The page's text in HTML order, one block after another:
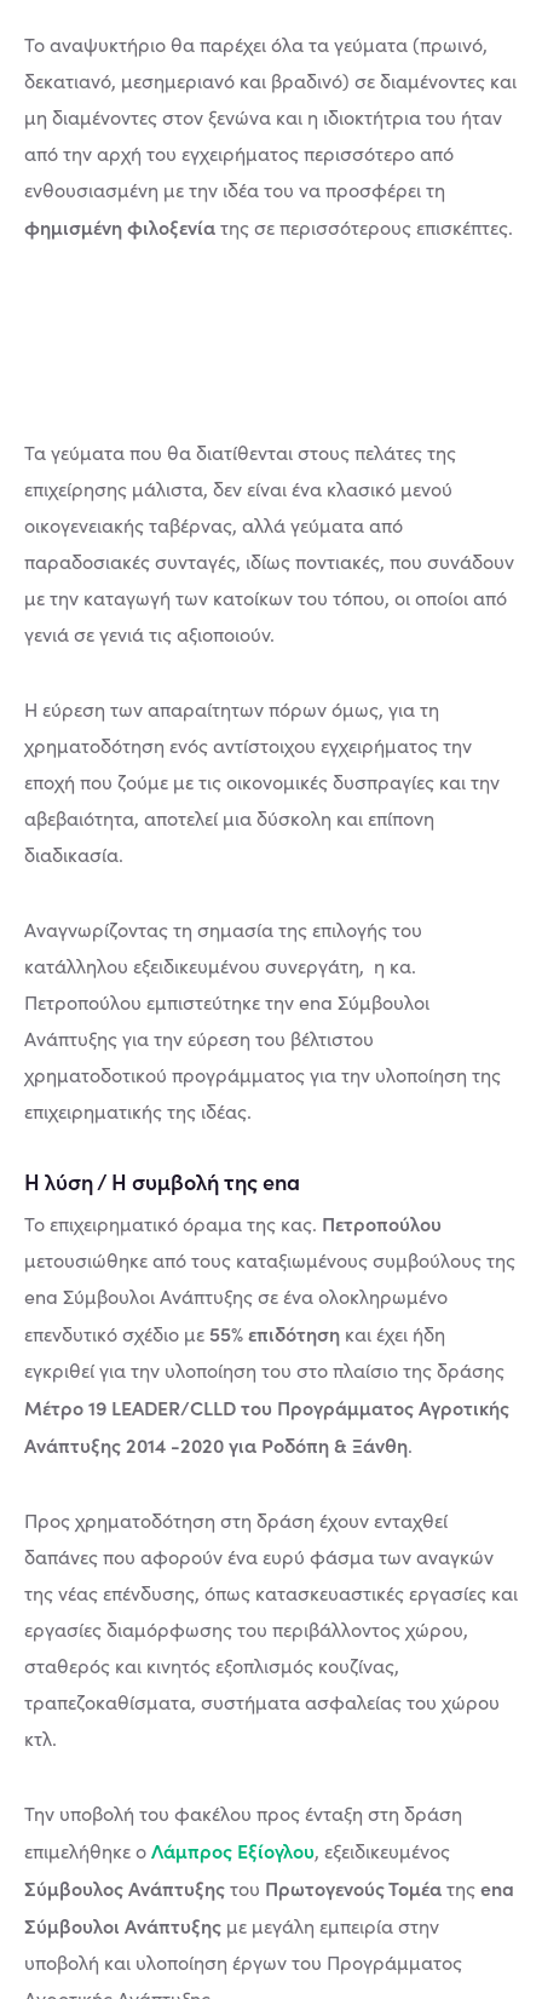
Το αναψυκτήριο θα παρέχει όλα τα γεύματα (πρωινό,
δεκατιανό, μεσημεριανό και βραδινό) σε διαμένοντες και
μη διαμένοντες στον ξενώνα και η ιδιοκτήτρια του ήταν
από την αρχή του εγχειρήματος περισσότερο από
ενθουσιασμένη με την ιδέα του να προσφέρει τη
φημισμένη φιλοξενίατης σε περισσότερους επισκέπτες.
Τα γεύματα που θα διατίθενται στους πελάτες της
επιχείρησης μάλιστα, δεν είναι ένα κλασικό μενού
οικογενειακής ταβέρνας, αλλά γεύματα από
παραδοσιακές συνταγές, ιδίως ποντιακές, που συνάδουν
με την καταγωγή των κατοίκων του τόπου, οι οποίοι από
γενιά σε γενιά τις αξιοποιούν.
Η εύρεση των απαραίτητων πόρων όμως, για τη
χρηματοδότηση ενός αντίστοιχου εγχειρήματος την
εποχή που ζούμε με τις οικονομικές δυσπραγίες και την
αβεβαιότητα, αποτελεί μια δύσκολη και επίπονη
διαδικασία.
Αναγνωρίζοντας τη σημασία της επιλογής του
κατάλληλου εξειδικευμένου συνεργάτη, η κα.
Πετροπούλου εμπιστεύτηκε την ena Σύμβουλοι
Ανάπτυξης για την εύρεση του βέλτιστου
χρηματοδοτικού προγράμματος για την υλοποίηση της
επιχειρηματικής της ιδέας.
Η λύση / Η συμβολή της ena
Το επιχειρηματικό όραμα της κας. Πετροπούλου
μετουσιώθηκε από τους καταξιωμένους συμβούλους της
ena Σύμβουλοι Ανάπτυξης σε ένα ολοκληρωμένο
επενδυτικό σχέδιο με 55% επιδότηση και έχει ήδη
εγκριθεί για την υλοποίηση του στο πλαίσιο της δράσης
Μέτρο 19 LEADER/CLLD του Προγράμματος Αγροτικής
Ανάπτυξης 2014 -2020 για Ροδόπη & Ξάνθη.
Προς χρηματοδότηση στη δράση έχουν ενταχθεί
δαπάνες που αφορούν ένα ευρύ φάσμα των αναγκών
της νέας επένδυσης, όπως κατασκευαστικές εργασίες και
εργασίες διαμόρφωσης του περιβάλλοντος χώρου,
σταθερός και κινητός εξοπλισμός κουζίνας,
τραπεζοκαθίσματα, συστήματα ασφαλείας του χώρου
κτλ.
Την υποβολή του φακέλου προς ένταξη στη δράση
επιμελήθηκε οΛάμπρος Εξίογλου, εξειδικευμένος
Σύμβουλος Ανάπτυξηςτου Πρωτογενούς Τομέατηςena
Σύμβουλοι Ανάπτυξης με μεγάλη εμπειρία στην
υποβολή και υλοποίηση έργων του Προγράμματος